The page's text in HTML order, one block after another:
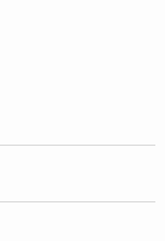
の停止・消去お
。）に応じます。
報を与えなかっ
情報の提供がな